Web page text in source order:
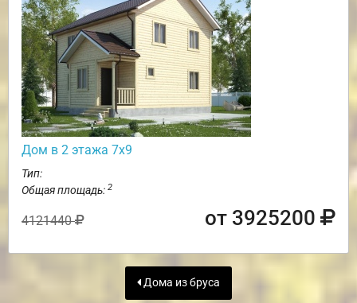
Дом в 2 этажа 7х9
Тип:
Общая площадь: 2
4121440 от 3925200
Дома из бруса